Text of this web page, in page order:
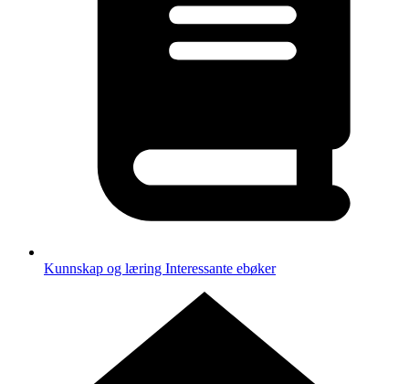
Kunnskap og læring Interessante ebøker